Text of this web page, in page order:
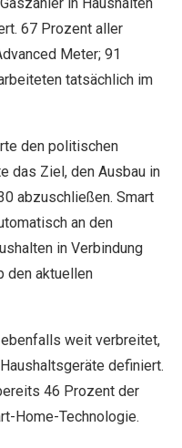
in Haushalten
67 Prozent aller
Meter; 91
tatsächlich im
den politischen
das Ziel, den Ausbau in
abzuschließen. Smart
an den
in Verbindung
den aktuellen
ebenfalls weit verbreitet,
definiert.
46 Prozent der
Home-Technologie.